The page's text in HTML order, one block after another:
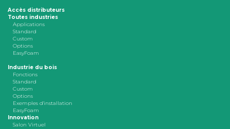
Accès distributeurs
Toutes industries
Applications
Standard
Custom
Options
EasyFoam
Industrie du bois
Fonctions
Standard
Custom
Options
Exemples d'installation
EasyFoam
Innovation
Salon Virtuel